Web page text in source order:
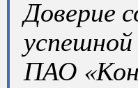
Доверие
ПАО